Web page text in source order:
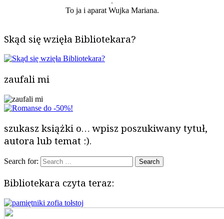
To ja i aparat Wujka Mariana.
Skąd się wzięła Bibliotekara?
zaufali mi
szukasz książki o… wpisz poszukiwany tytuł,
autora lub temat :).
Search for:
Bibliotekara czyta teraz: